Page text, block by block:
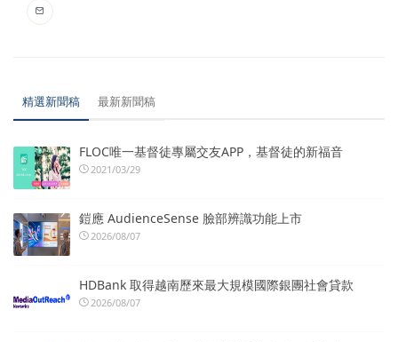
精選新聞稿 最新新聞稿
FLOC唯一基督徒專屬交友APP，基督徒的新福音
2021/03/29
鎧應 AudienceSense 臉部辨識功能上市
2026/08/07
HDBank 取得越南歷來最大規模國際銀團社會貸款
2026/08/07